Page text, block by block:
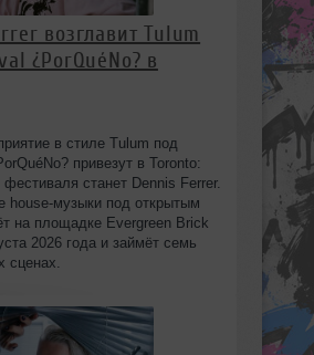
возглавит Tulum
¿PorQuéNo? в
в стиле Tulum под
привезут в Toronto:
станет Dennis Ferrer.
house-музыки под открытым
на площадке Evergreen Brick
2026 года и займёт семь
сценах.